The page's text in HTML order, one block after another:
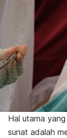
Hal utama
sunat adalah